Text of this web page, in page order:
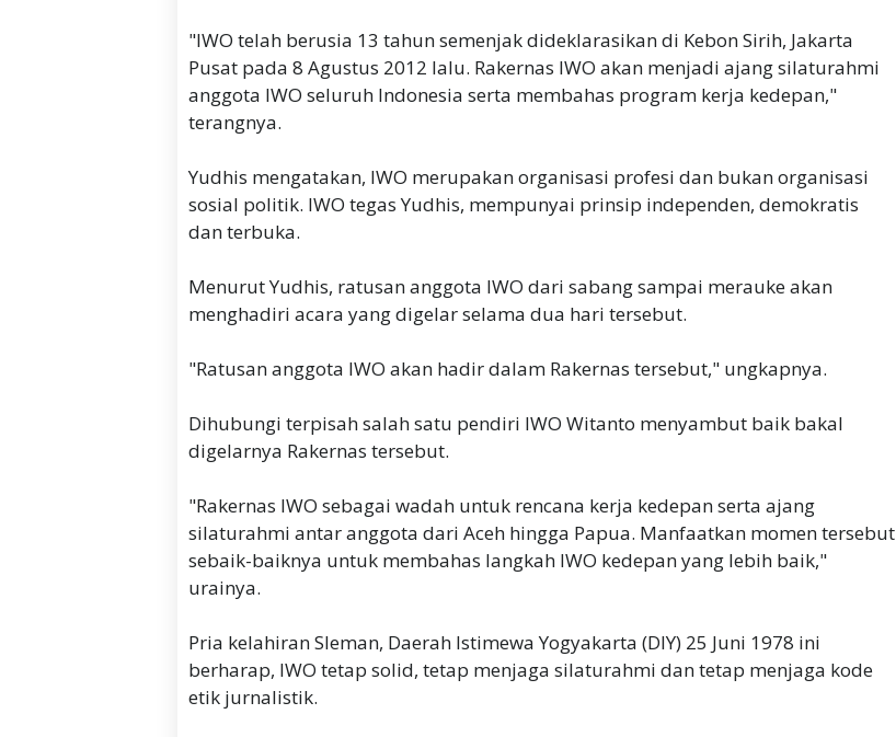
"IWO telah berusia 13 tahun semenjak dideklarasikan di Kebon Sirih, Jakarta
Pusat pada 8 Agustus 2012 lalu. Rakernas IWO akan menjadi ajang silaturahmi
anggota IWO seluruh Indonesia serta membahas program kerja kedepan,"
terangnya.
Yudhis mengatakan, IWO merupakan organisasi profesi dan bukan organisasi
sosial politik. IWO tegas Yudhis, mempunyai prinsip independen, demokratis
dan terbuka.
Menurut Yudhis, ratusan anggota IWO dari sabang sampai merauke akan
menghadiri acara yang digelar selama dua hari tersebut.
"Ratusan anggota IWO akan hadir dalam Rakernas tersebut," ungkapnya.
Dihubungi terpisah salah satu pendiri IWO Witanto menyambut baik bakal
digelarnya Rakernas tersebut.
"Rakernas IWO sebagai wadah untuk rencana kerja kedepan serta ajang
silaturahmi antar anggota dari Aceh hingga Papua. Manfaatkan momen tersebut
sebaik-baiknya untuk membahas langkah IWO kedepan yang lebih baik,"
urainya.
Pria kelahiran Sleman, Daerah Istimewa Yogyakarta (DIY) 25 Juni 1978 ini
berharap, IWO tetap solid, tetap menjaga silaturahmi dan tetap menjaga kode
etik jurnalistik.